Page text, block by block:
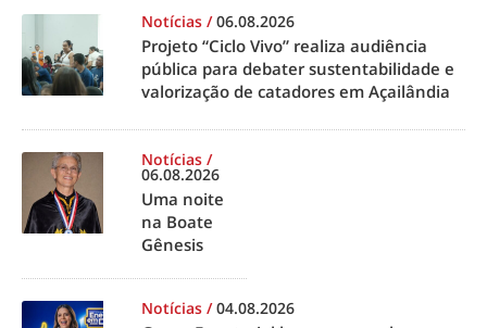
Notícias /06.08.2026
Projeto “Ciclo Vivo” realiza audiência
pública para debater sustentabilidade e
valorização de catadores em Açailândia
Notícias /
06.08.2026
Uma noite
na Boate
Gênesis
Notícias /04.08.2026